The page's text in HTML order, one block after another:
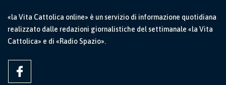
«la Vita Cattolica online» è un servizio di informazione quotidiana
realizzato dalle redazioni giornalistiche del settimanale «la Vita
Cattolica» e di «Radio Spazio».